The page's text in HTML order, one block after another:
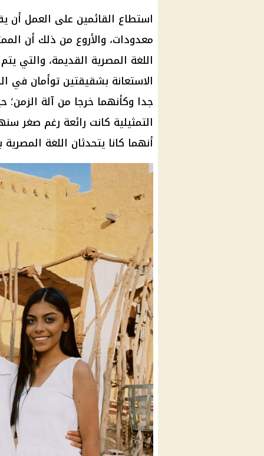
استطاع القائمين على العمل أن
معدودات، والأروع من ذلك أن
اللغة المصرية القديمة، والتي
الاستعانة بشقيقتين توأمان في
جدا وكأنهما خرجا من آلة الزمن؛
التمثيلية كانت رائعة رغم صغر
أنهما كانا يتحدثان اللغة